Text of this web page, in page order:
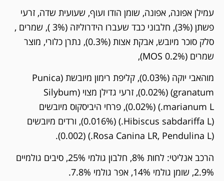
עמילן אפונה, אפונה, שומן הודו ועוף, שעועית שדה, זרעי
פשתן (3%), חלבוני כבד שעברו הידרוליזה (3% ), שמרים ,
סלק סוכר מיובש, אבקת אצות (0.3%), נתרן כלורי, מוצר
שמרים (MOS 0.2%),
מוהאבי יוקה (0.03%), קליפת רימון מיובשת (Punica
granatum) (0.02%), זרעי גדילן מצוי (Silybum
marianum L.) (0.02%), פרחי היביסקוס מיובשים
(Hibiscus sabdariffa L.) (0.016%), ורדים מיובשים
(Rosa Canina LR, Pendulina L.) (0.002).
הרכב אנליטי: לחות 8%, חלבון גולמי 25%, סיבים גולמיים
2.9%, שומן גולמי 14%, אפר גולמי 7.8%.